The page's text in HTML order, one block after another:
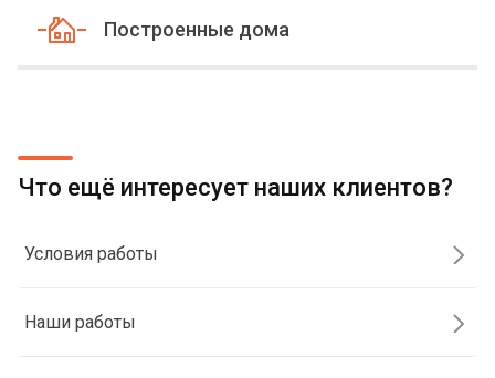
Построенные дома
Что ещё интересует наших клиентов?
Условия работы
Наши работы